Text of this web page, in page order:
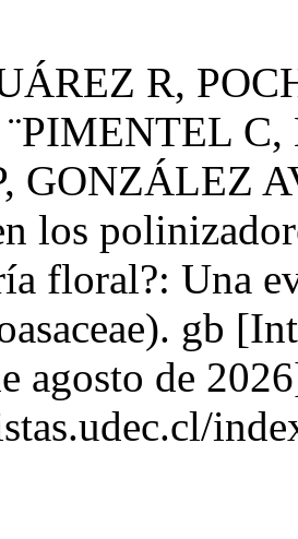
R,
GONZÁLEZ
los
floral?: Una
gb
agosto de